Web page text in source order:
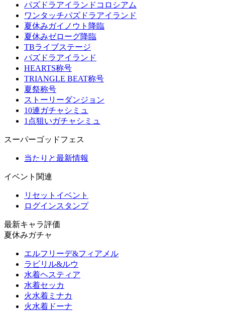
パズドラアイランドコロシアム
ワンタッチパズドラアイランド
夏休みガイノウト降臨
夏休みゼローグ降臨
TBライブステージ
パズドラアイランド
HEARTS称号
TRIANGLE BEAT称号
夏祭称号
ストーリーダンジョン
10連ガチャシミュ
1点狙いガチャシミュ
スーパーゴッドフェス
当たりと最新情報
イベント関連
リセットイベント
ログインスタンプ
最新キャラ評価
夏休みガチャ
エルフリーデ&フィアメル
ラビリル&ルウ
水着ヘスティア
水着セッカ
火水着ミナカ
火水着ドーナ